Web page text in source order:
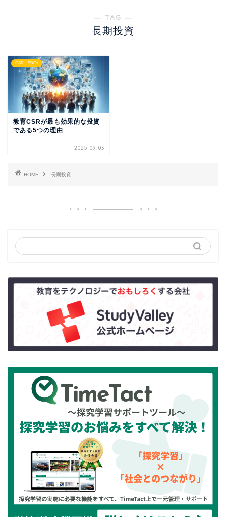
― TAG ―
長期投資
CSR・SDGs
教育CSRが最も効果的な投資
である5つの理由
2025-09-03
HOME 長期投資